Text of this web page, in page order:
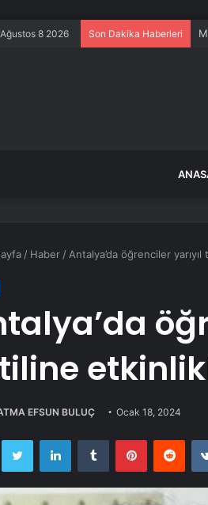
8 2026 Son Dakika Haberleri
/ Haber / Antalya’da öğrenciler
EFSUN BULUÇ Ocak 18, 2024
Twitter LinkedInTumblr Pinterest